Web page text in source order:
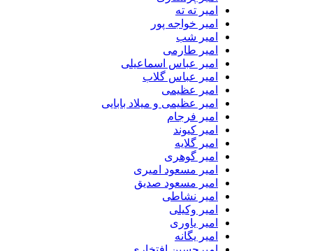
امیر ته ته
امیر خواجه پور
امیر شب
امیر طارمی
امیر عباس اسماعیلی
امیر عباس گلاب
امیر عظیمی
امیر عظیمی و میلاد بابایی
امیر فرجام
امیر کیوند
امیر گلایه
امیر گوهری
امیر مسعود امیری
امیر مسعود صدیق
امیر نشاطی
امیر وکیلی
امیر یاوری
امیر یگانه